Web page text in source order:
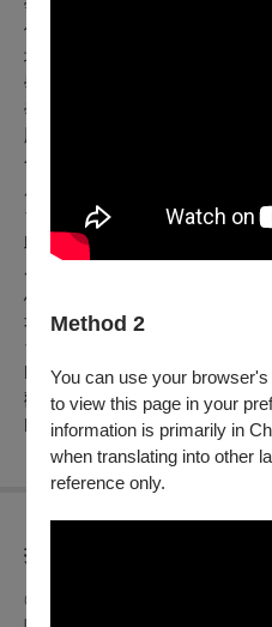
Method 2
You can use your
to view this page in your
information is primarily in
when translating into other
reference only.
位孩子同時學習排笛。對於資
境，孩子們能有學習音樂的機
學習。本場次將由學習達七年
學生，用專業的演出與極光打
殿堂～衛武營，帶來一場撼動
今年適逢極光打擊樂團20周年
台灣的觀眾們，也深信這將是
此次音樂會曲目有來自台灣,北
原住民傳統曲目;
馬蘭情歌＆阿美頌/茉莉高山青/
米拉之星/女人香
台灣民謠組曲/動物狂歡節/太魯
Pizzolla Libertango/
歡樂頌 / levan Polkka/ Cand
Mijn Leven等
折扣方案
◎身心障礙人士及陪同者1名